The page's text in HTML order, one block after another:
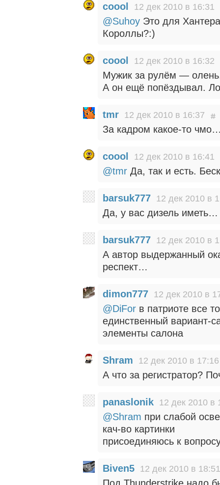
coool 12 дек 2010 в 16:31
@Suhoy Это для
Короллы?:)
coool 12 дек 2010 в 16:32
Мужик за рулём —
А он ещё попёздывал.
tmr 12 дек 2010 в 16:37
За кадром какое-то
coool 12 дек 2010 в 16:41
@tmr Да, так и есть.
barsuk777 12 дек 2010 в
Да, у вас дизель
barsuk777 12 дек 2010 в
А автор выдержанный
респект…
dimon777 12 дек 2010 в
@DiFor в патриоте все
единственный вариант-
элементы салона
Shram 12 дек 2010 в 17:16
А что за регистратор?
panaslonik 12 дек 2010 в
@Shram при слабой
кач-во картинки
присоединяюсь к
Biven5 12 дек 2010 в 18:51